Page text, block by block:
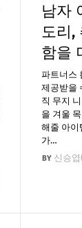
남자
도리,
함을
파트너스
제공받을
직 무지
을 겨울
해줄 아이
가…
신승